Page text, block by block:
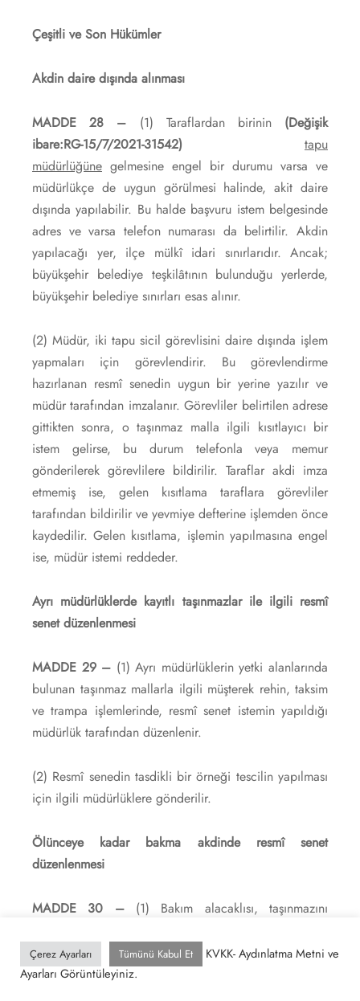
Çeşitli ve Son Hükümler
Akdin daire dışında alınması
MADDE 28 – (1) Taraflardan birinin (Değişik
ibare:RG-15/7/2021-31542)
tapu
müdürlüğüne gelmesine engel bir durumu varsa ve
müdürlükçe de uygun görülmesi halinde, akit daire
dışında yapılabilir. Bu halde başvuru istem belgesinde
adres ve varsa telefon numarası da belirtilir. Akdin
yapılacağı yer, ilçe mülkî idari sınırlarıdır. Ancak;
büyükşehir belediye teşkilâtının bulunduğu yerlerde,
büyükşehir belediye sınırları esas alınır.
(2) Müdür, iki tapu sicil görevlisini daire dışında işlem
yapmaları için görevlendirir. Bu görevlendirme
hazırlanan resmî senedin uygun bir yerine yazılır ve
müdür tarafından imzalanır. Görevliler belirtilen adrese
gittikten sonra, o taşınmaz malla ilgili kısıtlayıcı bir
istem gelirse, bu durum telefonla veya memur
gönderilerek görevlilere bildirilir. Taraflar akdi imza
etmemiş ise, gelen kısıtlama taraflara görevliler
tarafından bildirilir ve yevmiye defterine işlemden önce
kaydedilir. Gelen kısıtlama, işlemin yapılmasına engel
ise, müdür istemi reddeder.
Ayrı müdürlüklerde kayıtlı taşınmazlar ile ilgili resmî
senet düzenlenmesi
MADDE 29 – (1) Ayrı müdürlüklerin yetki alanlarında
bulunan taşınmaz mallarla ilgili müşterek rehin, taksim
ve trampa işlemlerinde, resmî senet istemin yapıldığı
müdürlük tarafından düzenlenir.
(2) Resmî senedin tasdikli bir örneği tescilin yapılması
için ilgili müdürlüklere gönderilir.
Ölünceye kadar bakma akdinde resmî senet
düzenlenmesi
MADDE 30 –(1) Bakım alacaklısı, taşınmazını
kaydıyla temlik ettiğini ve bakım yükümlüsü adına
tescilini istediğini bildirir. Bu irade beyanı resmî
Çerez Ayarları Tümünü Kabul Et
KVKK- Aydınlatma Metni ve
Ayarları Görüntüleyiniz.